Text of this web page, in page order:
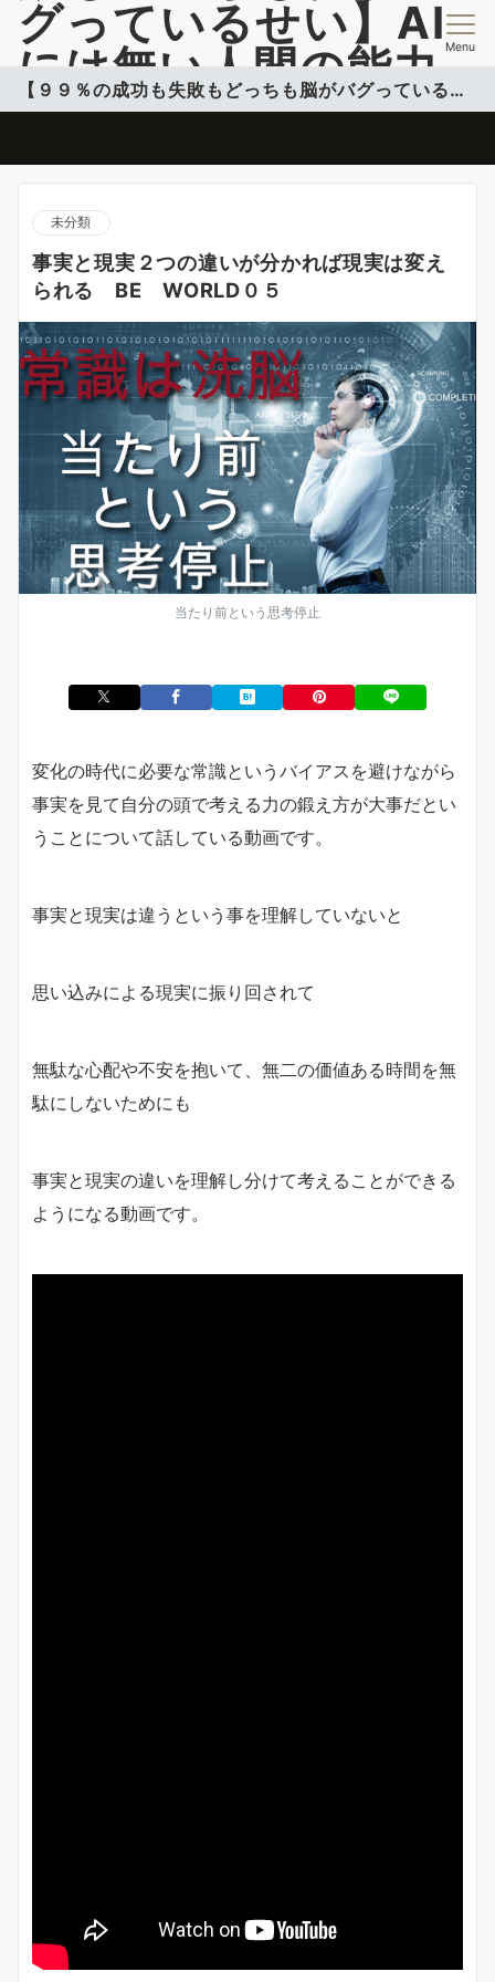
グっているせい】AI
には無い人間の能力
開発情報を提供
Menu
【９９％の成功も失敗もどっちも脳がバグっているせい】
未分類
事実と現実２つの違いが分かれば現実は変え
られる BE WORLD０５
当たり前という思考停止
変化の時代に必要な常識というバイアスを避けながら
事実を見て自分の頭で考える力の鍛え方が大事だとい
うことについて話している動画です。
事実と現実は違うという事を理解していないと
思い込みによる現実に振り回されて
無駄な心配や不安を抱いて、無二の価値ある時間を無
駄にしないためにも
事実と現実の違いを理解し分けて考えることができる
ようになる動画です。